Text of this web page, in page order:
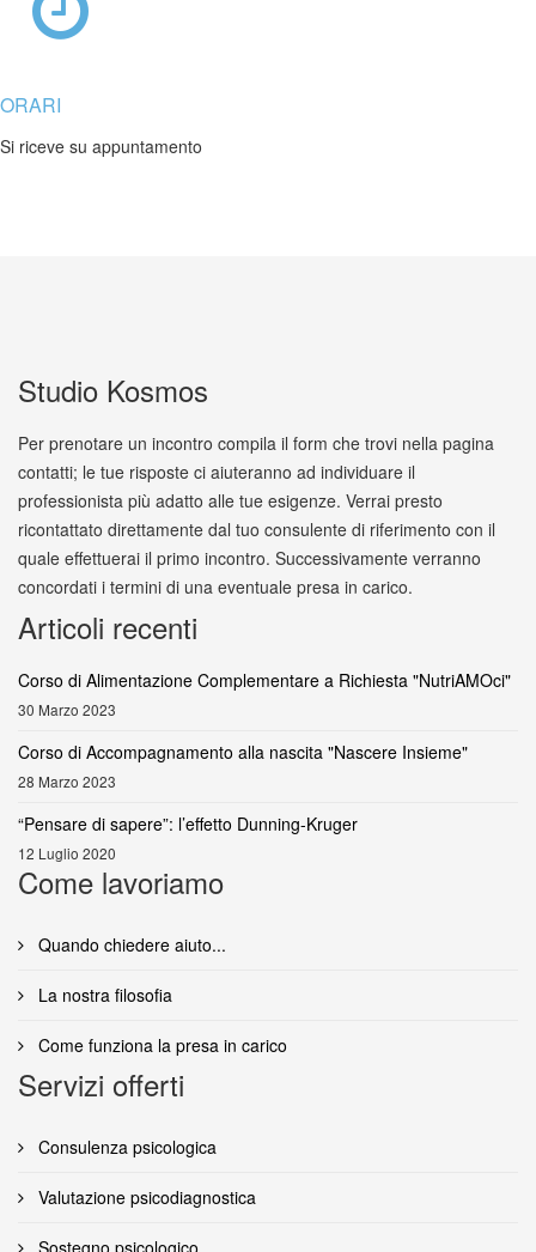
ORARI
Si riceve su appuntamento
Studio Kosmos
Per prenotare un incontro compila il form che trovi nella pagina
contatti; le tue risposte ci aiuteranno ad individuare il
professionista più adatto alle tue esigenze. Verrai presto
ricontattato direttamente dal tuo consulente di riferimento con il
quale effettuerai il primo incontro. Successivamente verranno
concordati i termini di una eventuale presa in carico.
Articoli recenti
Corso di Alimentazione Complementare a Richiesta "NutriAMOci"
30 Marzo 2023
Corso di Accompagnamento alla nascita "Nascere Insieme"
28 Marzo 2023
“Pensare di sapere”: l’effetto Dunning-Kruger
12 Luglio 2020
Come lavoriamo
Quando chiedere aiuto...
La nostra filosofia
Come funziona la presa in carico
Servizi offerti
Consulenza psicologica
Valutazione psicodiagnostica